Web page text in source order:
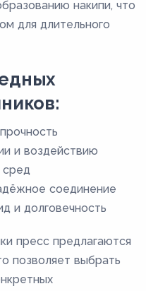
накипи, что
для длительного
и воздействию
сред
соединение
и долговечность
пресс предлагаются
позволяет выбрать